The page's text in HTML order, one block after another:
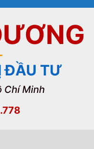
ĐẦU TƯ
Chí Minh